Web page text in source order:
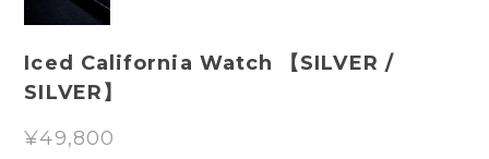
Iced California Watch 【SILVER /
SILVER】
¥49,800